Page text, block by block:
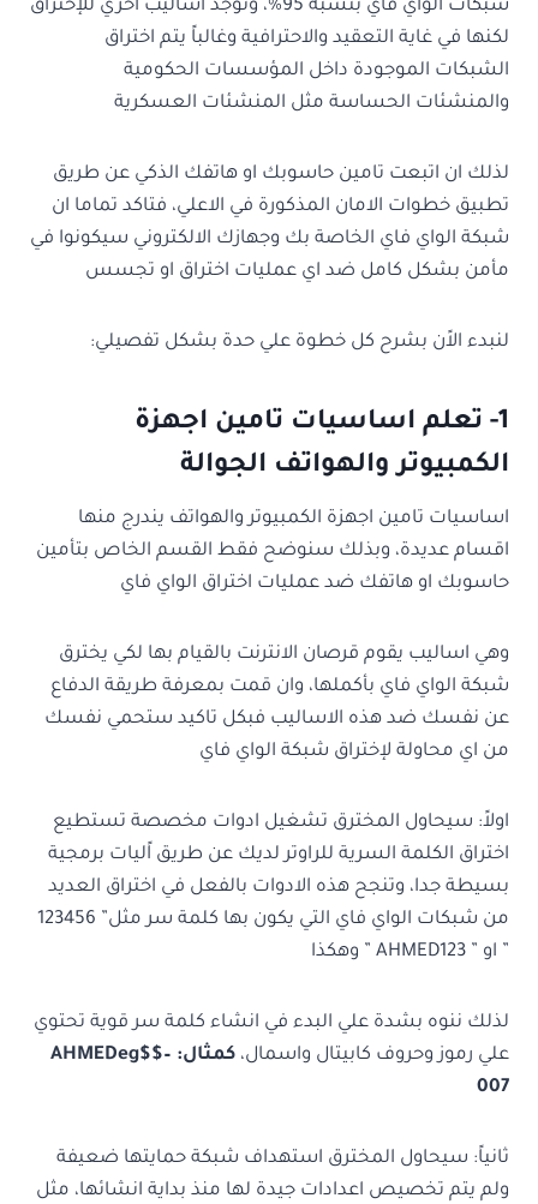
شبكات الواي فاي بنسبة 95%، وتوجد اساليب اخري للإختراق
لكنها في غاية التعقيد والاحترافية وغالباً يتم اختراق
الشبكات الموجودة داخل المؤسسات الحكومية
والمنشئات الحساسة مثل المنشئات العسكرية
لذلك ان اتبعت تامين حاسوبك او هاتفك الذكي عن طريق
تطبيق خطوات الامان المذكورة في الاعلي، فتاكد تماما ان
شبكة الواي فاي الخاصة بك وجهازك الالكتروني سيكونوا في
مأمن بشكل كامل ضد اي عمليات اختراق او تجسس
لنبدء الاًن بشرح كل خطوة علي حدة بشكل تفصيلي:
1- تعلم اساسيات تامين اجهزة
الكمبيوتر والهواتف الجوالة
اساسيات تامين اجهزة الكمبيوتر والهواتف يندرج منها
اقسام عديدة، وبذلك سنوضح فقط القسم الخاص بتأمين
حاسوبك او هاتفك ضد عمليات اختراق الواي فاي
وهي اساليب يقوم قرصان الانترنت بالقيام بها لكي يخترق
شبكة الواي فاي بأكملها، وان قمت بمعرفة طريقة الدفاع
عن نفسك ضد هذه الاساليب فبكل تاكيد ستحمي نفسك
من اي محاولة لإختراق شبكة الواي فاي
اولاً: سيحاول المخترق تشغيل ادوات مخصصة تستطيع
اختراق الكلمة السرية للراوتر لديك عن طريق اًليات برمجية
بسيطة جدا، وتنجح هذه الادوات بالفعل في اختراق العديد
من شبكات الواي فاي التي يكون بها كلمة سر مثل” 123456
” او ” AHMED123 ” وهكذا
لذلك ننوه بشدة علي البدء في انشاء كلمة سر قوية تحتوي
علي رموز وحروف كابيتال واسمال،
كمثال: AHMEDeg$$–
007
ثانياً: سيحاول المخترق استهداف شبكة حمايتها ضعيفة
ولم يتم تخصيص اعدادات جيدة لها منذ بداية انشائها، مثل